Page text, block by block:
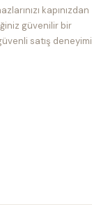
kapınızdan
güvenilir bir
satış deneyimi